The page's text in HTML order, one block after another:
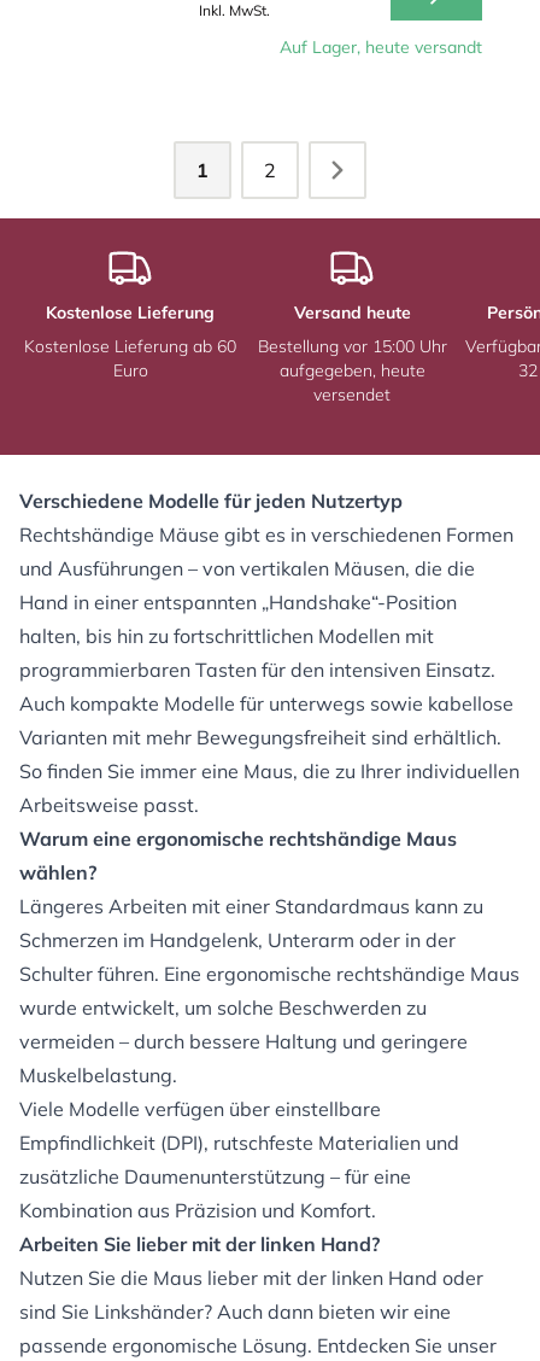
Inkl. MwSt.
Auf Lager, heute versandt
1 2
Kostenlose Lieferung
Kostenlose Lieferung ab 60
Euro
Versand heute
Bestellung vor 15:00 Uhr
aufgegeben, heute
versendet
Verschiedene Modelle für jeden Nutzertyp
Rechtshändige Mäuse gibt es in verschiedenen Formen
und Ausführungen – von vertikalen Mäusen, die die
Hand in einer entspannten „Handshake“-Position
halten, bis hin zu fortschrittlichen Modellen mit
programmierbaren Tasten für den intensiven Einsatz.
Auch kompakte Modelle für unterwegs sowie kabellose
Varianten mit mehr Bewegungsfreiheit sind erhältlich.
So finden Sie immer eine Maus, die zu Ihrer individuellen
Arbeitsweise passt.
Warum eine ergonomische rechtshändige Maus
wählen?
Längeres Arbeiten mit einer Standardmaus kann zu
Schmerzen im Handgelenk, Unterarm oder in der
Schulter führen. Eine ergonomische rechtshändige Maus
wurde entwickelt, um solche Beschwerden zu
vermeiden – durch bessere Haltung und geringere
Muskelbelastung.
Viele Modelle verfügen über einstellbare
Empfindlichkeit (DPI), rutschfeste Materialien und
zusätzliche Daumenunterstützung – für eine
Kombination aus Präzision und Komfort.
Arbeiten Sie lieber mit der linken Hand?
Nutzen Sie die Maus lieber mit der linken Hand oder
sind Sie Linkshänder? Auch dann bieten wir eine
passende ergonomische Lösung. Entdecken Sie unser